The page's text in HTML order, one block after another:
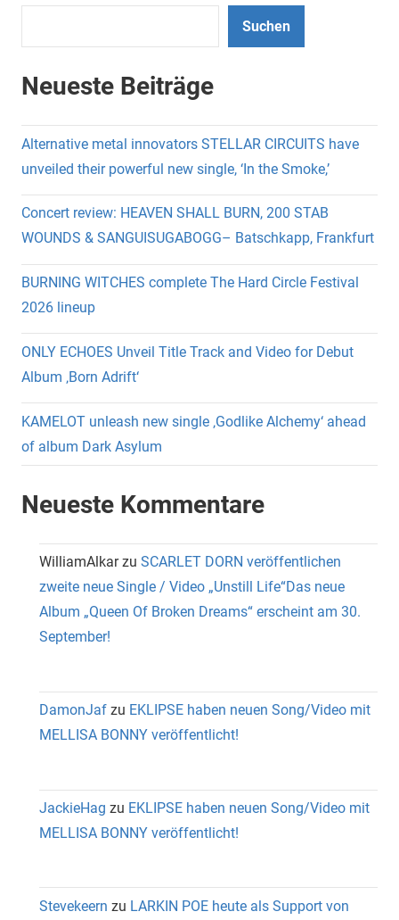
Suchen
Neueste Beiträge
Alternative metal innovators STELLAR CIRCUITS have
unveiled their powerful new single, ‘In the Smoke,’
Concert review: HEAVEN SHALL BURN, 200 STAB
WOUNDS & SANGUISUGABOGG– Batschkapp, Frankfurt
BURNING WITCHES complete The Hard Circle Festival
2026 lineup
ONLY ECHOES Unveil Title Track and Video for Debut
Album ‚Born Adrift‘
KAMELOT unleash new single ‚Godlike Alchemy‘ ahead
of album Dark Asylum
Neueste Kommentare
WilliamAlkarzu SCARLET DORN veröffentlichen
zweite neue Single / Video „Unstill Life“Das neue
Album „Queen Of Broken Dreams“ erscheint am 30.
September!
DamonJaf zu EKLIPSE haben neuen Song/Video mit
MELLISA BONNY veröffentlicht!
JackieHag zu EKLIPSE haben neuen Song/Video mit
MELLISA BONNY veröffentlicht!
Stevekeern zu LARKIN POE heute als Support von